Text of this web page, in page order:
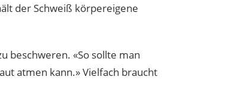
der Schweiß körpereigene
beschweren. «So sollte man
atmen kann.» Vielfach braucht